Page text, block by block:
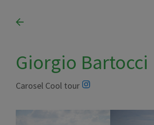
Giorgio Bartocci
Carosel Cool tour